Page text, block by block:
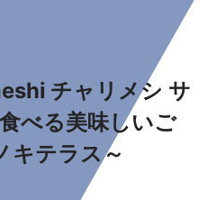
チャリメシ サ
べる美味しいご
キテラス～